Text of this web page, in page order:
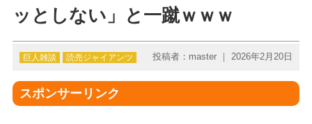
ッとしない」と一蹴ｗｗｗ
巨人雑談 読売ジャイアンツ 投稿者：master ｜ 2026年2月20日
スポンサーリンク